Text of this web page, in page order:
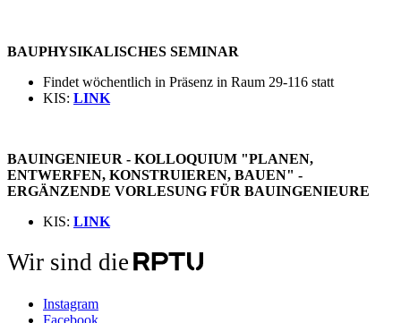
BAUPHYSIKALISCHES SEMINAR
Findet wöchentlich in Präsenz in Raum 29-116 statt
KIS: LINK
BAUINGENIEUR - KOLLOQUIUM "PLANEN,
ENTWERFEN, KONSTRUIEREN, BAUEN" -
ERGÄNZENDE VORLESUNG FÜR BAUINGENIEURE
KIS: LINK
Wir sind die
Instagram